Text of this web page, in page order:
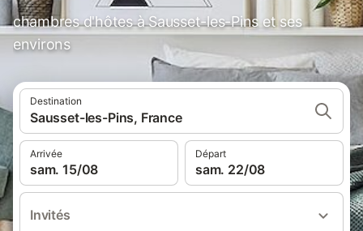
chambres d'hôtes à Sausset-les-Pins et ses
environs
Destination
Sausset-les-Pins, France
Arrivée
sam. 15/08
Départ
sam. 22/08
Invités